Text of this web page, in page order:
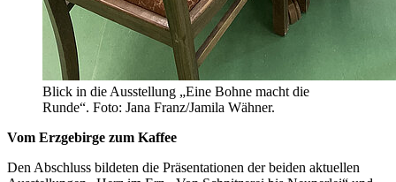
Blick in die Ausstellung „Eine Bohne macht die
Runde“. Foto: Jana Franz/Jamila Wähner.
Vom Erzgebirge zum Kaffee
Den Abschluss bildeten die Präsentationen der beiden aktuellen